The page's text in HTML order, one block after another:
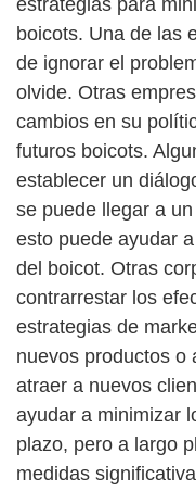
estrategias para
boicots. Una de las
de ignorar el
olvide. Otras
cambios en su
futuros boicots.
establecer un
se puede llegar a
esto puede ayudar
del boicot. Otras
contrarrestar los
estrategias de
nuevos productos o
atraer a nuevos
ayudar a minimizar
plazo, pero a largo
medidas